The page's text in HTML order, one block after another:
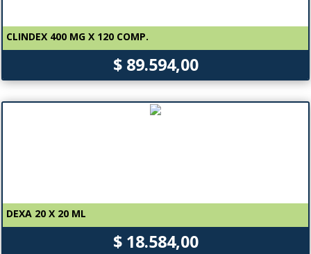
CLINDEX 400 MG X 120 COMP.
$ 89.594,00
DEXA 20 X 20 ML
$ 18.584,00